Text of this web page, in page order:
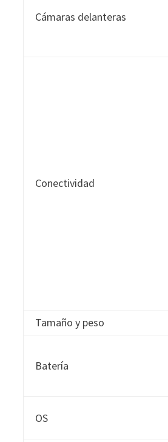
Cámaras delanteras
Conectividad
Tamaño y peso
Batería
OS